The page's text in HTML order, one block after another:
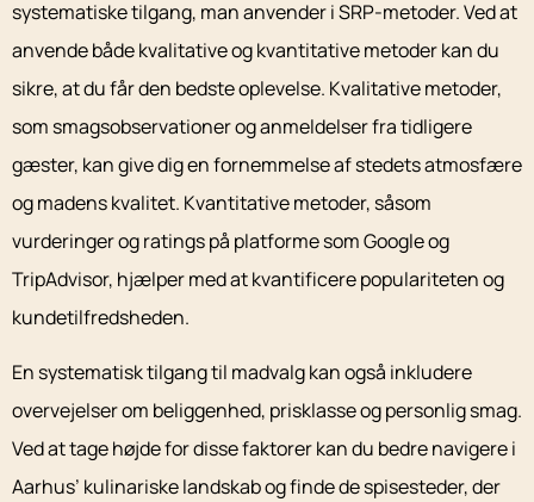
systematiske tilgang, man anvender i SRP-metoder. Ved at
anvende både kvalitative og kvantitative metoder kan du
sikre, at du får den bedste oplevelse. Kvalitative metoder,
som smagsobservationer og anmeldelser fra tidligere
gæster, kan give dig en fornemmelse af stedets atmosfære
og madens kvalitet. Kvantitative metoder, såsom
vurderinger og ratings på platforme som Google og
TripAdvisor, hjælper med at kvantificere populariteten og
kundetilfredsheden.
En systematisk tilgang til madvalg kan også inkludere
overvejelser om beliggenhed, prisklasse og personlig smag.
Ved at tage højde for disse faktorer kan du bedre navigere i
Aarhus’ kulinariske landskab og finde de spisesteder, der